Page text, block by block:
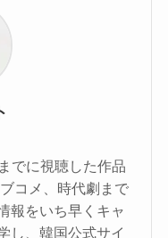
でに視聴した作品
コメ、時代劇まで
報をいち早くキャ
し、韓国公式サイ